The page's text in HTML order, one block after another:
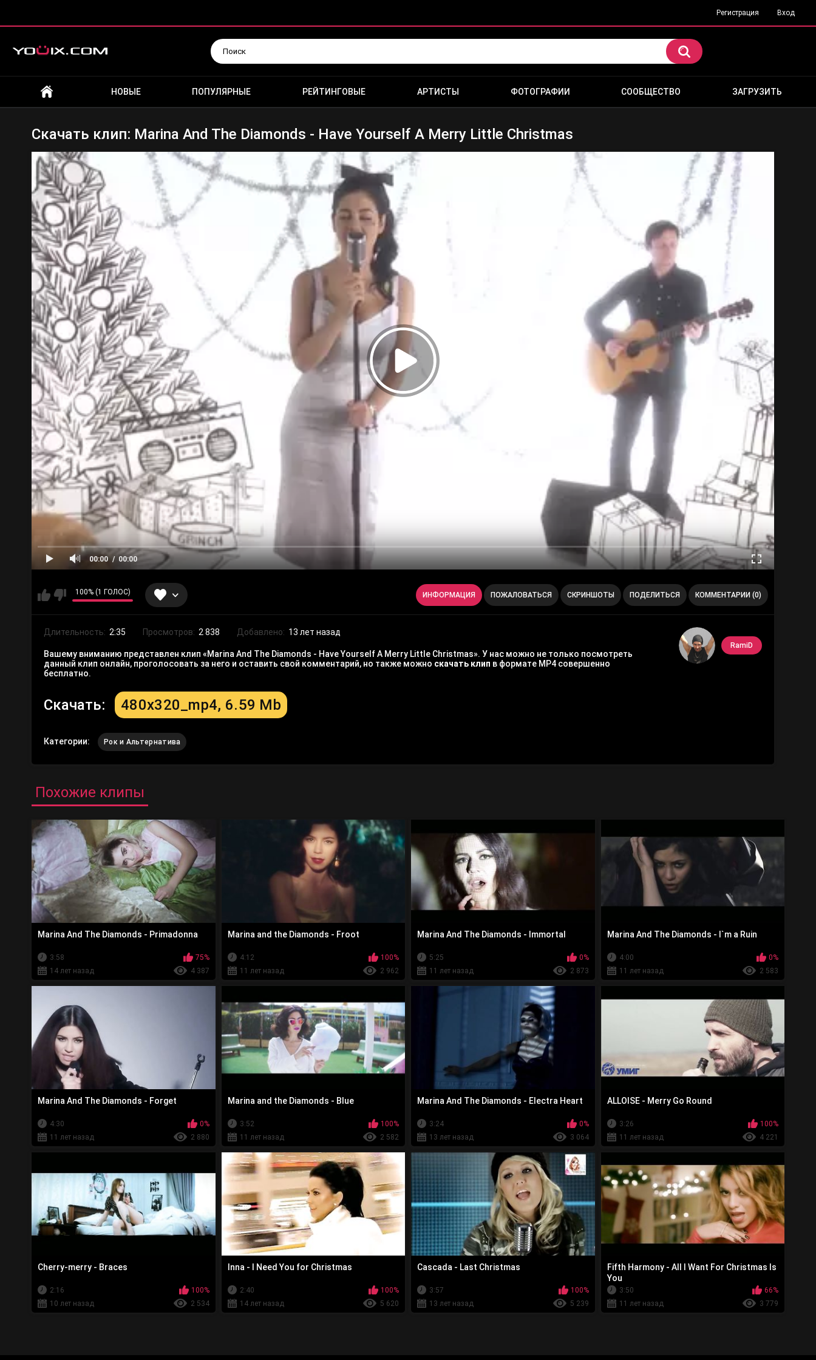
Регистрация Вход
НОВЫЕ ПОПУЛЯРНЫЕ РЕЙТИНГОВЫЕ АРТИСТЫ ФОТОГРАФИИ СООБЩЕСТВО ЗАГРУЗИТЬ
Скачать клип: Marina And The Diamonds - Have Yourself A Merry Little Christmas
00:00 00:00
100% (1 ГОЛОС) ИНФОРМАЦИЯ ПОЖАЛОВАТЬСЯ СКРИНШОТЫ ПОДЕЛИТЬСЯ КОММЕНТАРИИ (0)
RamiD
Длительность: 2:35 Просмотров: 2 838 Добавлено: 13 лет назад
Вашему вниманию представлен клип «Marina And The Diamonds - Have Yourself A Merry Little Christmas». У нас можно не только посмотреть
данный клип онлайн, проголосовать за него и оставить свой комментарий, но также можно скачать клип в формате MP4 совершенно
бесплатно.
Скачать: 480x320_mp4, 6.59 Mb
Категории: Рок и Альтернатива
Похожие клипы
Marina And The Diamonds - Primadonna
3:58
75%
14 лет назад
4 387
Marina and the Diamonds - Froot
4:12
100%
11 лет назад
2 962
Marina And The Diamonds - Immortal
5:25
0%
11 лет назад
2 873
Marina And The Diamonds - I`m a Ruin
4:00
0%
11 лет назад
2 583
Marina And The Diamonds - Forget
4:30
0%
11 лет назад
2 880
Marina and the Diamonds - Blue
3:52
100%
11 лет назад
2 582
Marina And The Diamonds - Electra Heart
3:24
0%
13 лет назад
3 064
ALLOISE - Merry Go Round
3:26
100%
11 лет назад
4 221
Cherry-merry - Braces
2:16
100%
10 лет назад
2 534
Inna - I Need You for Christmas
2:40
100%
14 лет назад
5 620
Cascada - Last Christmas
3:57
100%
13 лет назад
5 239
Fifth Harmony - All I Want For Christmas Is
You
3:50
66%
11 лет назад
3 779